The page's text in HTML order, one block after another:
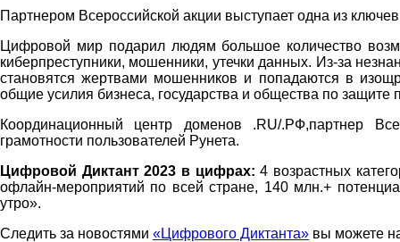
Партнером Всероссийской акции выступает одна из
Цифровой мир подарил людям большое количество
киберпреступники, мошенники, утечки данных. Из-за
становятся жертвами мошенников и попадаются в
общие усилия бизнеса, государства и общества по защите
Координационный центр доменов .RU/.РФ,партнер
грамотности пользователей Рунета.
Цифровой Диктант 2023 в цифрах:4 возрастных
офлайн-мероприятий по всей стране, 140 млн.+
утро».
Следить за новостями «Цифрового Диктанта» вы можете